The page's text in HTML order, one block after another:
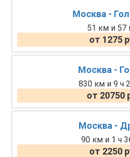
Москва -
51 км и 57
от 1275
Москва -
830 км и 9 ч
от 20750
Москва -
90 км и 1 ч
от 2250